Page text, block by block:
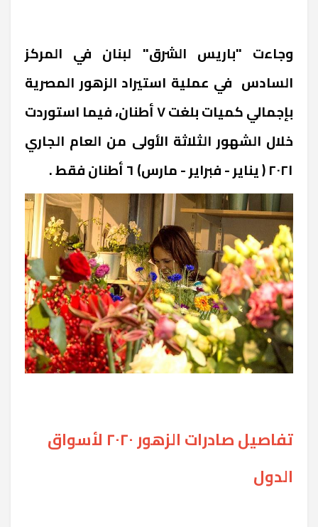
وجاءت "باريس الشرق" لبنان في المركز
السادس في عملية استيراد الزهور المصرية
بإجمالي كميات بلغت ٧ أطنان، فيما استوردت
خلال الشهور الثلاثة الأولى من العام الجاري
٢٠٢١ ( يناير - فبراير - مارس) ٦ أطنان فقط .
تفاصيل صادرات الزهور ٢٠٢٠ لأسواق
الدول